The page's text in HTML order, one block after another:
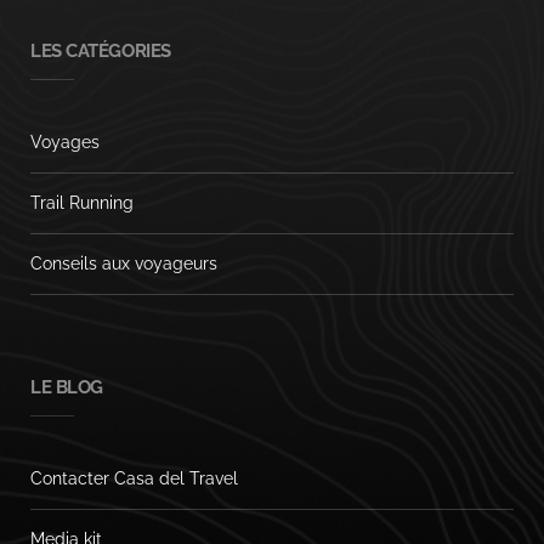
LES CATÉGORIES
Voyages
Trail Running
Conseils aux voyageurs
LE BLOG
Contacter Casa del Travel
Media kit